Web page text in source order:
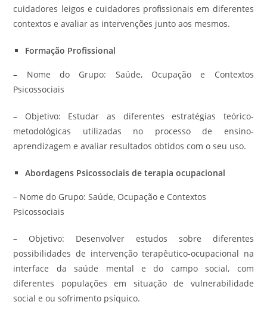
cuidadores leigos e cuidadores profissionais em diferentes
contextos e avaliar as intervenções junto aos mesmos.
Formação Profissional
– Nome do Grupo: Saúde, Ocupação e Contextos
Psicossociais
– Objetivo: Estudar as diferentes estratégias teórico-
metodológicas utilizadas no processo de ensino-
aprendizagem e avaliar resultados obtidos com o seu uso.
Abordagens Psicossociais de terapia ocupacional
– Nome do Grupo: Saúde, Ocupação e Contextos
Psicossociais
– Objetivo: Desenvolver estudos sobre diferentes
possibilidades de intervenção terapêutico-ocupacional na
interface da saúde mental e do campo social, com
diferentes populações em situação de vulnerabilidade
social e ou sofrimento psíquico.